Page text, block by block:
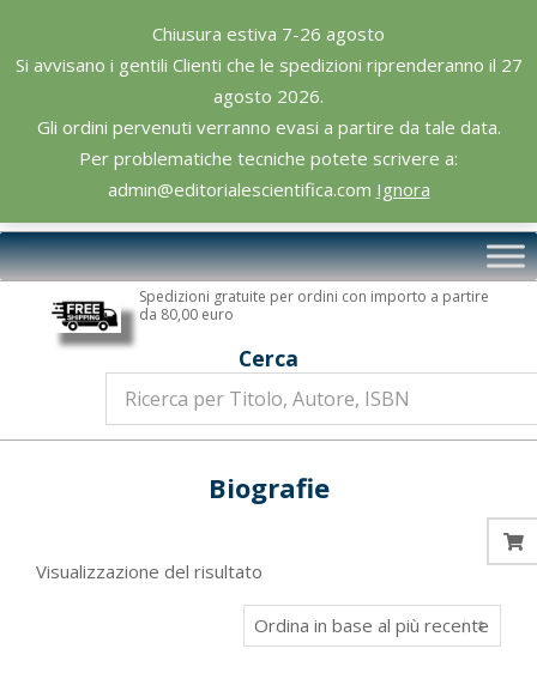
Chiusura estiva 7-26 agosto
Si avvisano i gentili Clienti che le spedizioni riprenderanno il 27
agosto 2026.
Gli ordini pervenuti verranno evasi a partire da tale data.
Per problematiche tecniche potete scrivere a:
admin@editorialescientifica.com Ignora
content
Editoriale
Scientifica
Primary
Navigation
Spedizioni gratuite per ordini con importo a partire
da 80,00 euro
Cerca
Biografie
Visualizzazione del risultato